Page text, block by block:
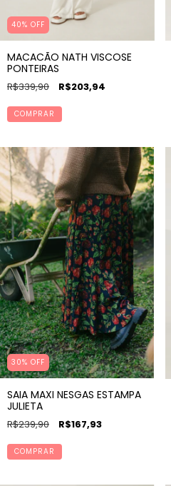
40% OFF
MACACÃO NATH VISCOSE
PONTEIRAS
R$339,90 R$203,94
COMPRAR
30% OFF
SAIA MAXI NESGAS ESTAMPA
JULIETA
R$239,90 R$167,93
COMPRAR